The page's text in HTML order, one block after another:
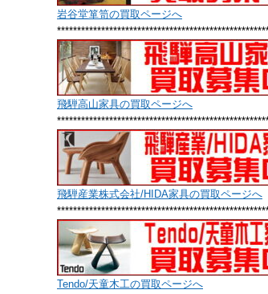
岩谷堂箪笥の買取ページへ
飛騨高山家具の買取ページへ
飛騨産業株式会社/HIDA家具の買取ページへ
Tendo/天童木工の買取ページへ